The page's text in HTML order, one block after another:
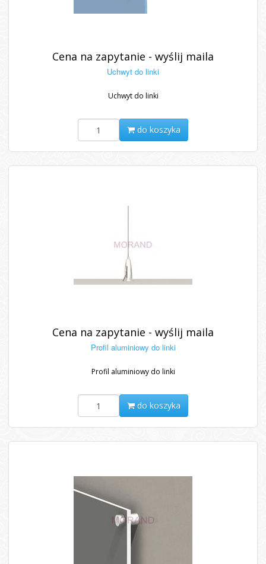
Cena na zapytanie - wyślij maila
Uchwyt do linki
Uchwyt do linki
do koszyka
Cena na zapytanie - wyślij maila
Profil aluminiowy do linki
Profil aluminiowy do linki
do koszyka